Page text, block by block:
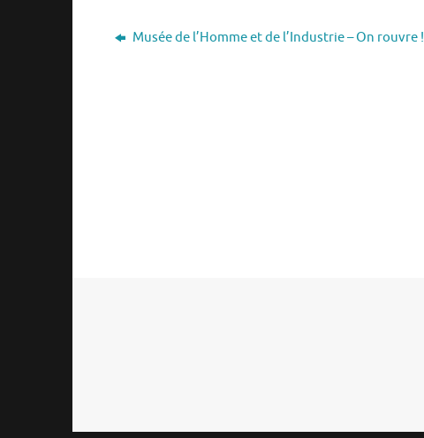
Musée de l’Homme et de l’Industrie – On rouvre !